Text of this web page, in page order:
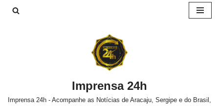
Imprensa 24h
Imprensa 24h - Acompanhe as Notícias de Aracaju, Sergipe e do Brasil,